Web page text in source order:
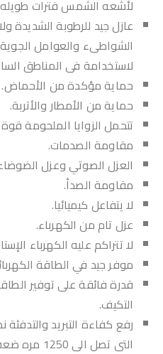
لأشعه الشمس فترات
عازل جيد للرطوبة الشديدة
الشواطىء والعوامل الجوية
لاستخدامة فى المناطق
حماية مؤكدة من الأحماض.
حماية من الأمطار والأتربة.
تتحمل الزوايا الملحومة قوة ضغط
مقاومة الصدمات.
العزل الصوتي وعزل الضوضاء (-30 /-40
مقاومة الصدأ.
لا يتفاعل كيميائيا.
عزل تام من الكهرباء.
لا تتراكم عليه الكهرباء
موفر جيد في الطاقة
قدرة فائقة على توفير
التكيف.
رفع كفاءة التبريد والتدفئة
التى تصل الى 1250 مره ضعف الألومنيوم.